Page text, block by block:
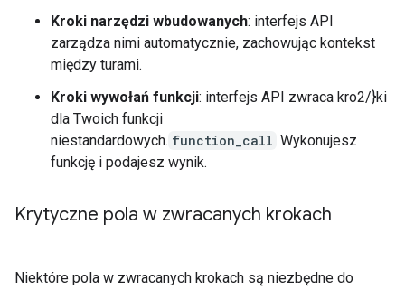
Kroki narzędzi wbudowanych: interfejs API
zarządza nimi automatycznie, zachowując kontekst
między turami.
Kroki wywołań funkcji: interfejs API zwraca kro2/}ki
dla Twoich funkcji
niestandardowych. function_call Wykonujesz
funkcję i podajesz wynik.
Krytyczne pola w zwracanych krokach
Niektóre pola w zwracanych krokach są niezbędne do